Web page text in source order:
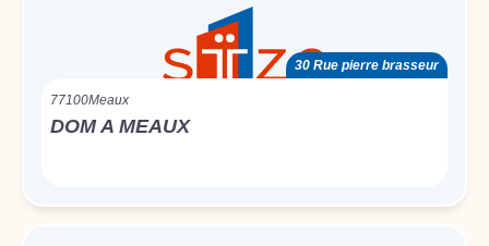
30 Rue pierre brasseur
77100Meaux
DOM A MEAUX